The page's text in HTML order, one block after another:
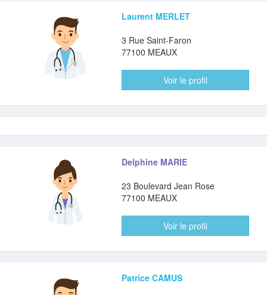
Laurent MERLET
3 Rue Saint-Faron
77100 MEAUX
Voir le profil
Delphine MARIE
23 Boulevard Jean Rose
77100 MEAUX
Voir le profil
Patrice CAMUS